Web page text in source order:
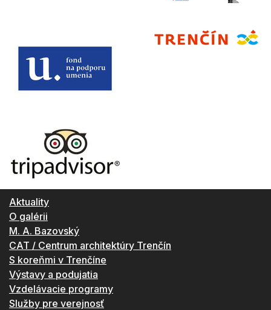
Aktuality
O galérii
M. A. Bazovský
CAT / Centrum architektúry Trenčín
S koreňmi v Trenčíne
Výstavy a podujatia
Vzdelávacie programy
Služby pre verejnosť